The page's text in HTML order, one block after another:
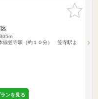
お気に入
りに追加
線笠寺駅（約１０分） 笠寺駅よ
ンを見る